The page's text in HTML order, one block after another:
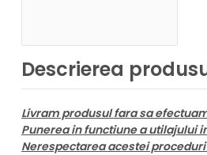
Descrierea
Livram produsul fara sa
Punerea in functiune a utilajului
Nerespectarea acestei